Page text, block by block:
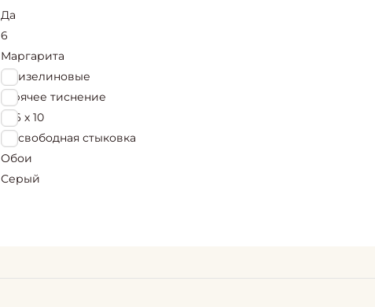
Да
6
Маргарита
Флизелиновые
Горячее тиснение
1,06 х 10
64 свободная стыковка
Обои
Серый